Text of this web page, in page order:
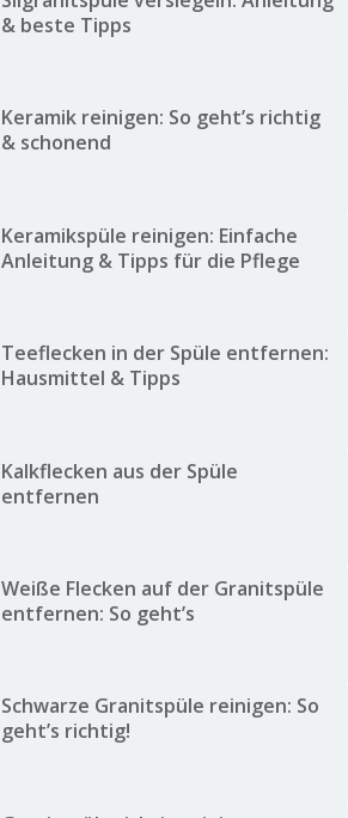
& beste Tipps
Keramik reinigen: So geht’s richtig
& schonend
Keramikspüle reinigen: Einfache
Anleitung & Tipps für die Pflege
Teeflecken in der Spüle entfernen:
Hausmittel & Tipps
Kalkflecken aus der Spüle
entfernen
Weiße Flecken auf der Granitspüle
entfernen: So geht’s
Schwarze Granitspüle reinigen: So
geht’s richtig!